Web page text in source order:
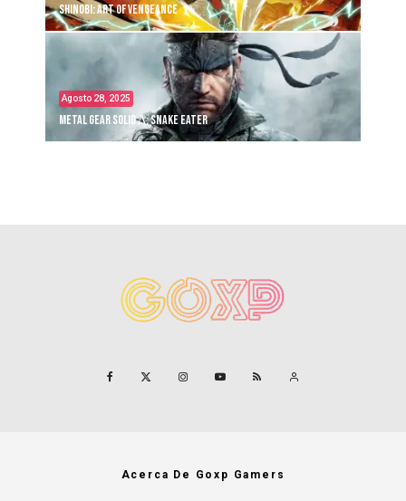
Shinobi: Art of Vengeance
Agosto 28, 2025
Metal Gear Solid Δ: Snake Eater
Acerca De Goxp Gamers